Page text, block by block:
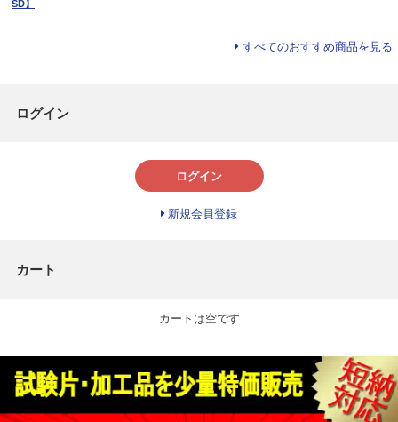
SD】
すべてのおすすめ商品を見る
ログイン
ログイン
新規会員登録
カート
カートは空です